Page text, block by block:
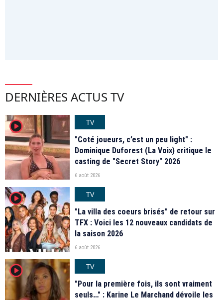
DERNIÈRES ACTUS TV
player2
TV
"Coté joueurs, c’est un peu light" :
Dominique Duforest (La Voix) critique le
casting de "Secret Story" 2026
6 août 2026
player2
TV
"La villa des coeurs brisés" de retour sur
TFX : Voici les 12 nouveaux candidats de
la saison 2026
6 août 2026
player2
TV
"Pour la première fois, ils sont vraiment
seuls…" : Karine Le Marchand dévoile les